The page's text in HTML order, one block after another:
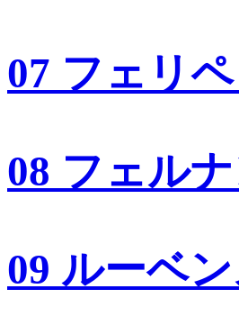
07 フェリ
08 フェル
09 ルーベ